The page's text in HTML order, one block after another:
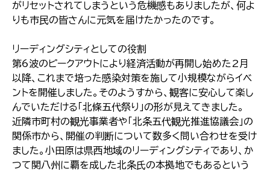
がリセットされてしまうという危機感もありましたが、何よ
りも市民の皆さんに元気を届けたかったのです。
リーディングシティとしての役割
第6波のピークアウトにより経済活動が再開し始めた2月
以降、これまで培った感染対策を施して小規模ながらイベ
ントを開催しました。そのようすから、観客に安心して楽し
んでいただける「北條五代祭り」の形が見えてきました。
近隣市町村の観光事業者や「北条五代観光推進協議会」の
関係市から、開催の判断について数多く問い合わせを受け
ました。小田原は県西地域のリーディングシティであり、か
つて関八州に覇を成した北条氏の本拠地でもあるという